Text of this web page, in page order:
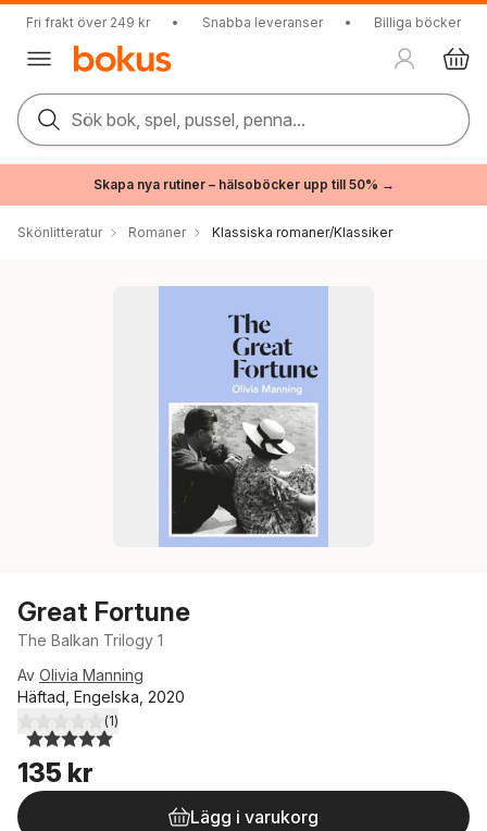
Fri frakt över 249 kr • Snabba leveranser • Billiga böcker
Sök bok, spel, pussel, penna...
Skapa nya rutiner – hälsoböcker upp till 50% →
Skönlitteratur Romaner Klassiska romaner/Klassiker
Great Fortune
The Balkan Trilogy 1
Av Olivia Manning
Häftad, Engelska, 2020
5,0utav 5 stjärnor. Totalt antal röster:
(1)
135 kr
Lägg i varukorg